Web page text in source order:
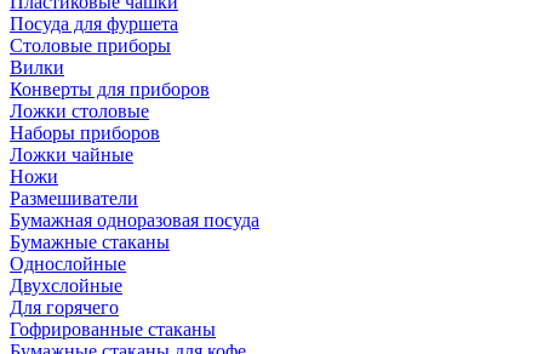
Посуда для фуршета
Столовые приборы
Вилки
Конверты для приборов
Ложки столовые
Наборы приборов
Ложки чайные
Ножи
Размешиватели
Бумажная одноразовая посуда
Бумажные стаканы
Однослойные
Двухслойные
Для горячего
Гофрированные стаканы